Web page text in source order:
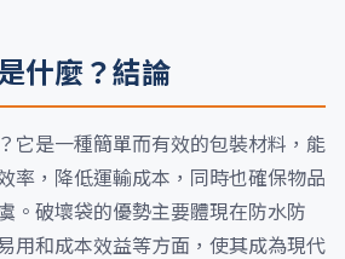
什麼？結論
它是一種簡單而有效的包裝材料，能
率，降低運輸成本，同時也確保物品
。破壞袋的優勢主要體現在防水防
用和成本效益等方面，使其成為現代